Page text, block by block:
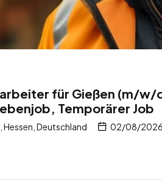
für Gießen (m/w/
Temporärer Job
Deutschland 02/08/2026